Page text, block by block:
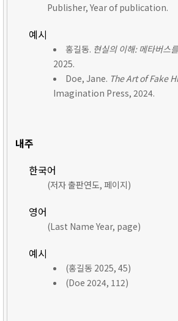
Publisher, Year of publication.
예시
홍길동. 현실의 이해: 메타버스
2025.
Doe, Jane. The Art of Fake
Imagination Press, 2024.
내주
한국어
(저자 출판연도, 페이지)
영어
(Last Name Year, page)
예시
(홍길동 2025, 45)
(Doe 2024, 112)